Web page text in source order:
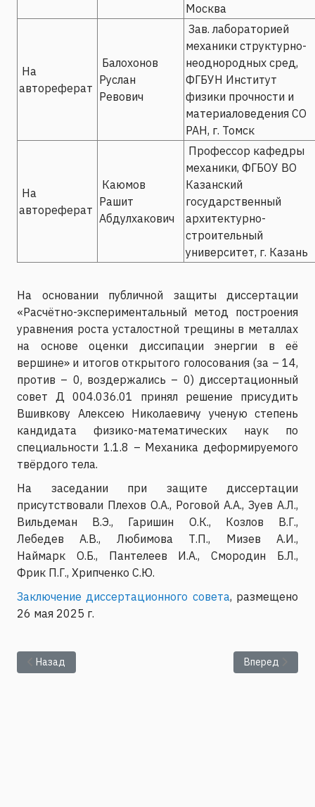
Москва
На
автореферат
Балохонов
Руслан
Ревович
Зав. лабораторией
механики структурно-
неоднородных сред,
ФГБУН Институт
физики прочности и
материаловедения СО
РАН, г. Томск
На
автореферат
Каюмов
Рашит
Абдулхакович
Профессор кафедры
механики, ФГБОУ ВО
Казанский
государственный
архитектурно-
строительный
университет, г. Казань
На основании публичной защиты диссертации
«Расчётно-экспериментальный метод построения
уравнения роста усталостной трещины в металлах
на основе оценки диссипации энергии в её
вершине» и итогов открытого голосования (за – 14,
против – 0, воздержались – 0) диссертационный
совет Д 004.036.01 принял решение присудить
Вшивкову Алексею Николаевичу ученую степень
кандидата физико-математических наук по
специальности 1.1.8 – Механика деформируемого
твёрдого тела.
На заседании при защите диссертации
присутствовали Плехов О.А., Роговой А.А., Зуев А.Л.,
Вильдеман В.Э., Гаришин О.К., Козлов В.Г.,
Лебедев А.В., Любимова Т.П., Мизев А.И.,
Наймарк О.Б., Пантелеев И.А., Смородин Б.Л.,
Фрик П.Г., Хрипченко С.Ю.
Заключение диссертационного совета, размещено
26 мая 2025 г.
Предыдущий: Представление текста диссертации Коскова
Назад Следующий:
Вперед